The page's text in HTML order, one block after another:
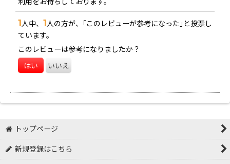
1人中、 1人の方が、｢このレビューが参考になった｣と投票し
ています。
このレビューは参考になりましたか？
はい いいえ
トップページ
新規登録はこちら